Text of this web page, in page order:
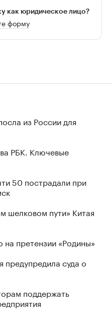
как юридическое лицо?
форму
из России для
РБК. Ключевые
50 пострадали при
шелковом пути» Китая
на претензии «Родины»
предупредила суда о
поддержать